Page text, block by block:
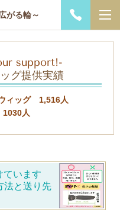
がる輪～
support!-
グ提供実績
ィッグ 1,516人
人
ています
法と送り先